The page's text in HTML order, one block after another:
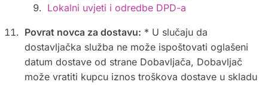
Lokalni uvjeti i odredbe DPD-a
Povrat novca za dostavu: * U slučaju da
dostavljačka služba ne može ispoštovati oglašeni
datum dostave od strane Dobavljača, Dobavljač
može vratiti kupcu iznos troškova dostave u skladu